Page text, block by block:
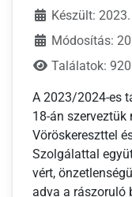
Készült:
Módosítás:
Találatok: 920
A 2023/2024-es
18-án
Vöröskereszttel
Szolgálattal
vért,
adva a rászoruló